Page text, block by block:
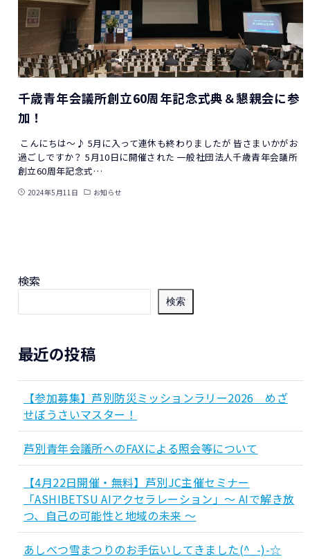
千歳青年会議所創立60周年記念式典＆懇親会に参
加！
こんにちは～♪ 5月に入って連休も終わりましたが 皆さまいかがお
過ごしですか？ 5月10日に開催された 一般社団法人千歳青年会議所
創立60周年記念式…
2024年5月11日 お知らせ
検索
検索
最近の投稿
【参加募集】芦別防災ミッションラリー2026 めざ
せぼうさいマスター！
芦別青年会議所へのFAXによる照会等について
【4月22日開催・無料】芦別JC主催セミナー
「ASHIBETSU AIアクセラレーション」～ AIで解き放
つ、自己の可能性と地域の未来 ～
あしべつ雪まつりのお手伝いしてきました(^_-)-☆